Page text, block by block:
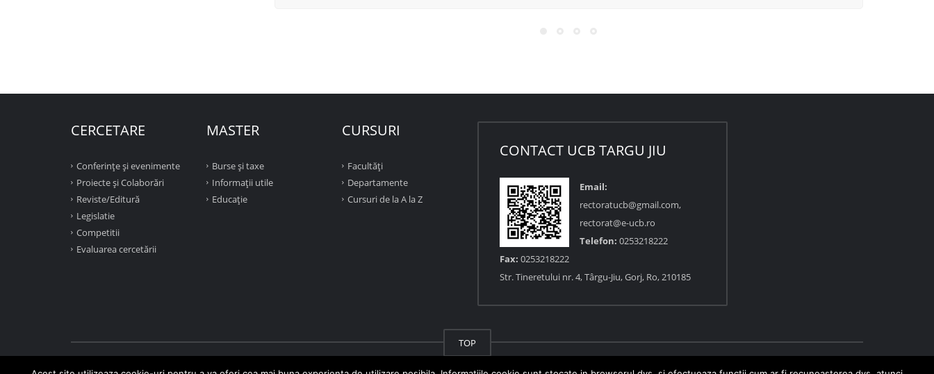
CERCETARE
Conferinţe şi evenimente
Proiecte şi Colaborări
Reviste/Editură
Legislatie
Competitii
Evaluarea cercetării
MASTER
Burse și taxe
Informații utile
Educație
CURSURI
Facultăţi
Departamente
Cursuri de la A la Z
CONTACT UCB TARGU JIU
Email:
rectoratucb@gmail.com,
rectorat@e-ucb.ro
Telefon: 0253218222
Fax: 0253218222
Str. Tineretului nr. 4, Târgu-Jiu, Gorj, Ro, 210185
TOP